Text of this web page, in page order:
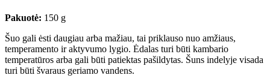
Pakuotė: 150 g
Šuo gali ėsti daugiau arba mažiau, tai priklauso nuo amžiaus,
temperamento ir aktyvumo lygio. Ėdalas turi būti kambario
temperatūros arba gali būti patiektas pašildytas. Šuns indelyje visada
turi būti švaraus geriamo vandens.